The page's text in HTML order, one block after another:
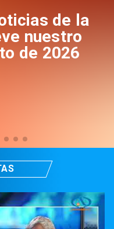
de la
nuestro
de 2026